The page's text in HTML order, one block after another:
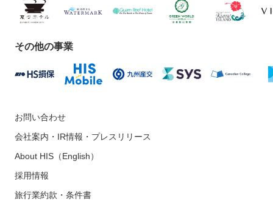
その他の事業
お問い合わせ
会社案内・IR情報・プレスリリース
About HIS（English）
採用情報
旅行業約款・条件書